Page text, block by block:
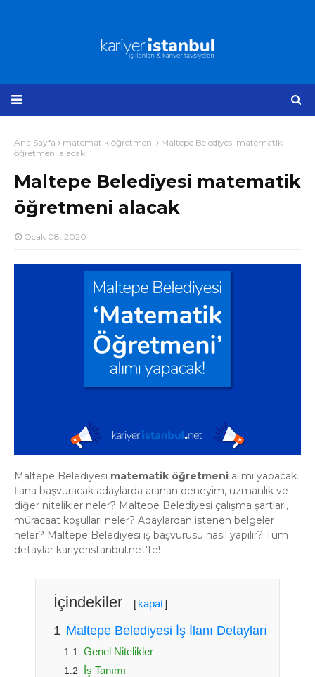
Ana Sayfa matematik öğretmeni
Maltepe Belediyesi matematik
öğretmeni alacak
Maltepe Belediyesi matematik
öğretmeni alacak
Ocak 08, 2020
Maltepe Belediyesi matematik öğretmeni alımı yapacak.
İlana başvuracak adaylarda aranan deneyim, uzmanlık ve
diğer nitelikler neler? Maltepe Belediyesi çalışma şartları,
müracaat koşulları neler? Adaylardan istenen belgeler
neler? Maltepe Belediyesi iş başvurusu nasıl yapılır? Tüm
detaylar kariyeristanbul.net'te!
İçindekiler [kapat]
Maltepe Belediyesi İş İlanı Detayları
Genel Nitelikler
İş Tanımı